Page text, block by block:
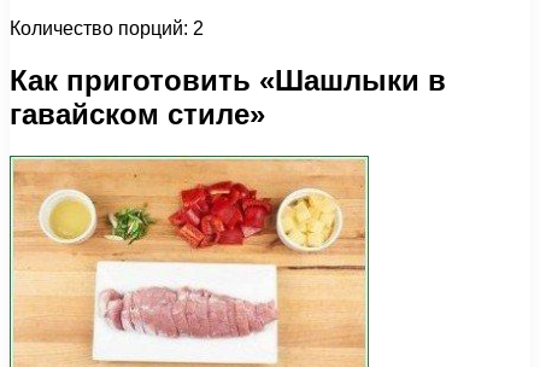
Количество порций: 2
Как приготовить «Шашлыки в
гавайском стиле»